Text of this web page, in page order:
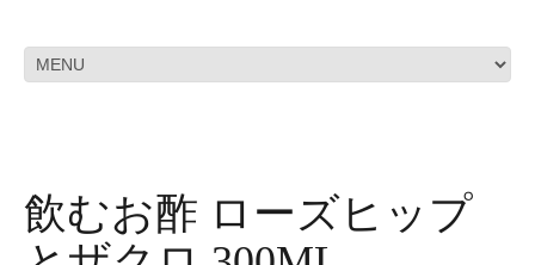
飲むお酢 ローズヒップ